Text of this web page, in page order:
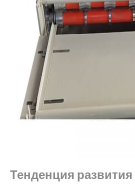
Тенденция развития